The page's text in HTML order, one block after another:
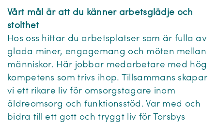
Vårt mål är att du känner arbetsglädje och
stolthet
Hos oss hittar du arbetsplatser som är fulla av
glada miner, engagemang och möten mellan
människor. Här jobbar medarbetare med hög
kompetens som trivs ihop. Tillsammans skapar
vi ett rikare liv för omsorgstagare inom
äldreomsorg och funktionsstöd. Var med och
bidra till ett gott och tryggt liv för Torsbys